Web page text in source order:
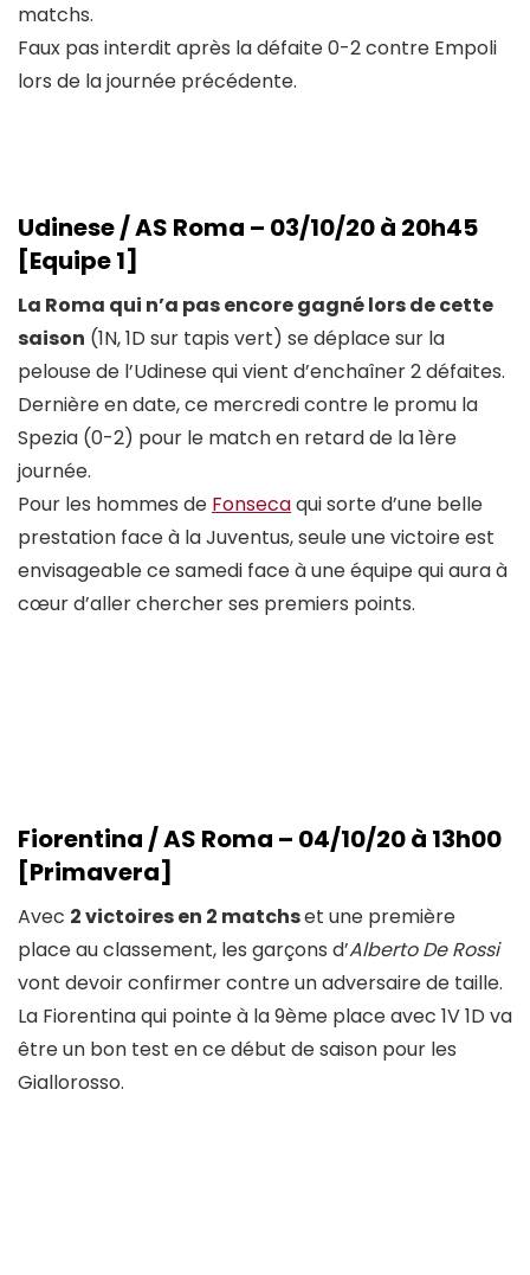
matchs.
Faux pas interdit après la défaite 0-2 contre Empoli
lors de la journée précédente.
Udinese / AS Roma – 03/10/20 à 20h45
[Equipe 1]
La Roma qui n’a pas encore gagné lors de cette
saison (1N, 1D sur tapis vert) se déplace sur la
pelouse de l’Udinese qui vient d’enchaîner 2 défaites.
Dernière en date, ce mercredi contre le promu la
Spezia (0-2) pour le match en retard de la 1ère
journée.
Pour les hommes de Fonsecaqui sorte d’une belle
prestation face à la Juventus, seule une victoire est
envisageable ce samedi face à une équipe qui aura à
cœur d’aller chercher ses premiers points.
Fiorentina / AS Roma – 04/10/20 à 13h00
[Primavera]
Avec 2 victoires en 2 matchset une première
place au classement, les garçons d’Alberto De Rossi
vont devoir confirmer contre un adversaire de taille.
La Fiorentina qui pointe à la 9ème place avec 1V 1D va
être un bon test en ce début de saison pour les
Giallorosso.